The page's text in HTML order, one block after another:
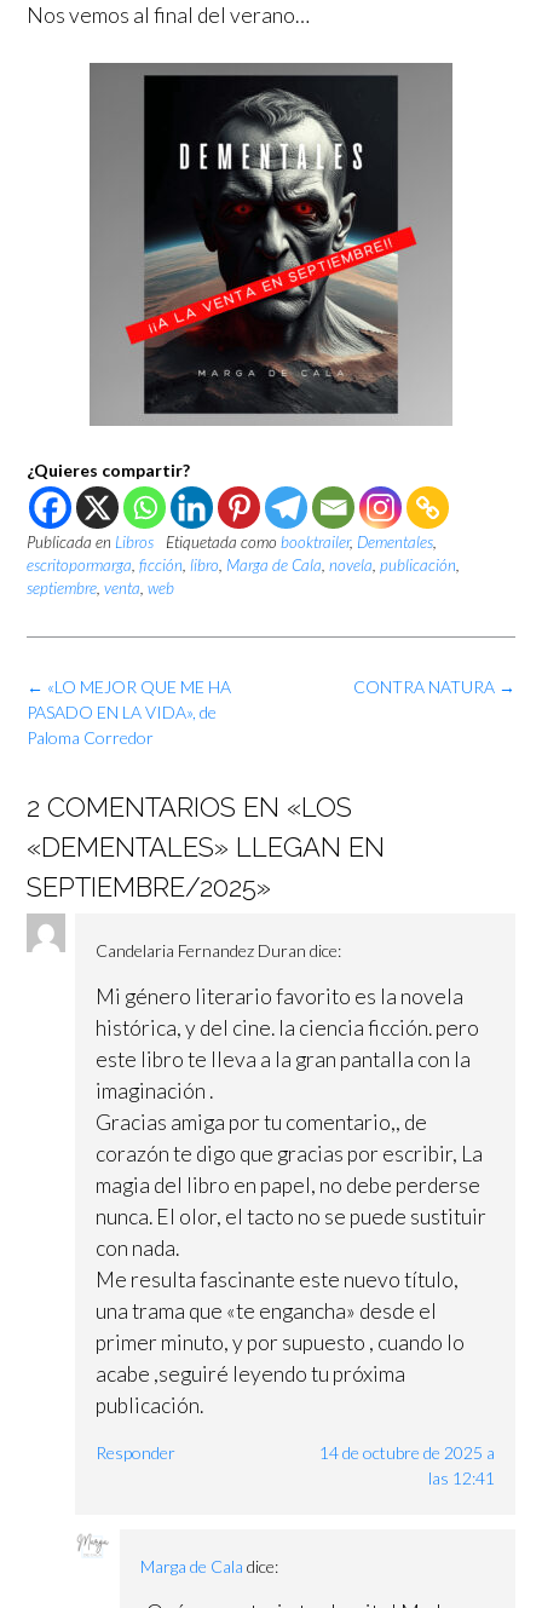
Nos vemos al final del verano…
¿Quieres compartir?
Publicada en Libros Etiquetada como booktrailer, Dementales
escritopormarga ficción libro Marga de Cala novela publicación
septiembre venta web
Navegación
de
las
CONTRA NATURA →
← «LO MEJOR QUE ME HA
PASADO EN LA VIDA», de
Paloma Corredor
2 COMENTARIOS EN «LOS
«DEMENTALES» LLEGAN EN
SEPTIEMBRE/2025»
Candelaria Fernandez Duran dice:
Mi género literario favorito es la novela
histórica, y del cine. la ciencia ficción. pero
este libro te lleva a la gran pantalla con la
imaginación .
Gracias amiga por tu comentario,, de
corazón te digo que gracias por escribir, La
magia del libro en papel, no debe perderse
nunca. El olor, el tacto no se puede sustituir
con nada.
Me resulta fascinante este nuevo título,
una trama que «te engancha» desde el
primer minuto, y por supuesto , cuando lo
acabe ,seguiré leyendo tu próxima
publicación.
Responder
14 de octubre de 2025 a
las 12:41
Marga de Cala dice: